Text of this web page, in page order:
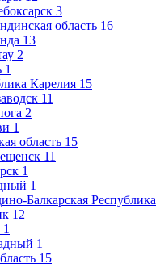
3
область 16
13
2
1
Карелия 15
11
2
1
область 15
11
1
1
Балкарская Республика
12
1
1
15